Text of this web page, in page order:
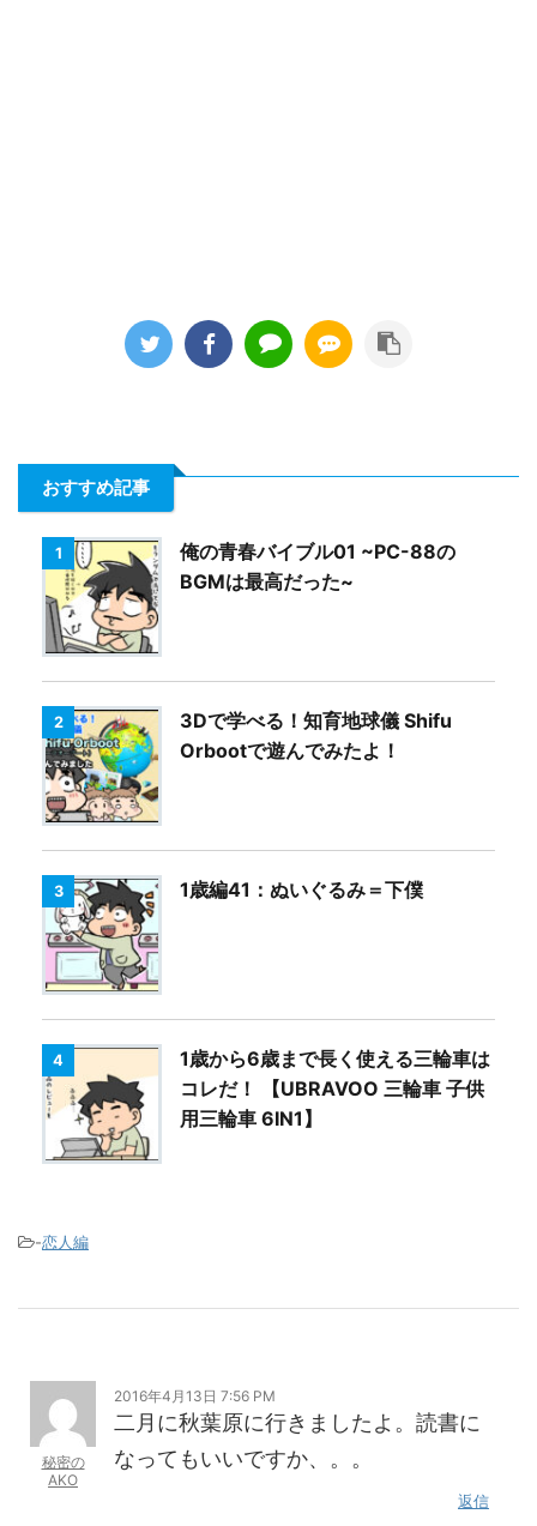
おすすめ記事
1
俺の青春バイブル01 ~PC-88の
BGMは最高だった~
2
3Dで学べる！知育地球儀 Shifu
Orbootで遊んでみたよ！
3 1歳編41：ぬいぐるみ＝下僕
4
1歳から6歳まで長く使える三輪車は
コレだ！ 【UBRAVOO 三輪車 子供
用三輪車 6IN1】
-恋人編
秘密の
AKO
2016年4月13日 7:56 PM
二月に秋葉原に行きましたよ。読書に
なってもいいですか、。。
返信